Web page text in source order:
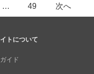
… 49 次へ
トについて
イド